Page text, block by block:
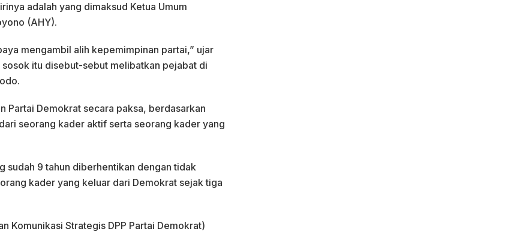
adalah yang dimaksud Ketua Umum
(AHY).
mengambil alih kepemimpinan partai,” ujar
itu disebut-sebut melibatkan pejabat di
Partai Demokrat secara paksa, berdasarkan
seorang kader aktif serta seorang kader yang
sudah 9 tahun diberhentikan dengan tidak
kader yang keluar dari Demokrat sejak tiga
Komunikasi Strategis DPP Partai Demokrat)